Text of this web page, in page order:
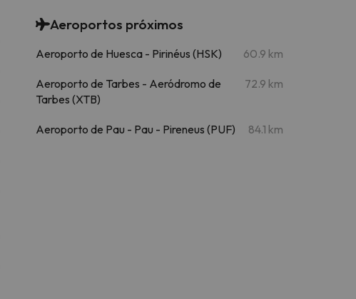
Aeroportos próximos
Aeroporto de Huesca - Pirinéus (HSK) 60.9 km
Aeroporto de Tarbes - Aeródromo de
Tarbes (XTB)
72.9 km
Aeroporto de Pau - Pau - Pireneus (PUF) 84.1 km